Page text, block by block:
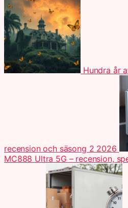
Hundra år
recension och säsong 2 2026
MC888 Ultra 5G – recension,